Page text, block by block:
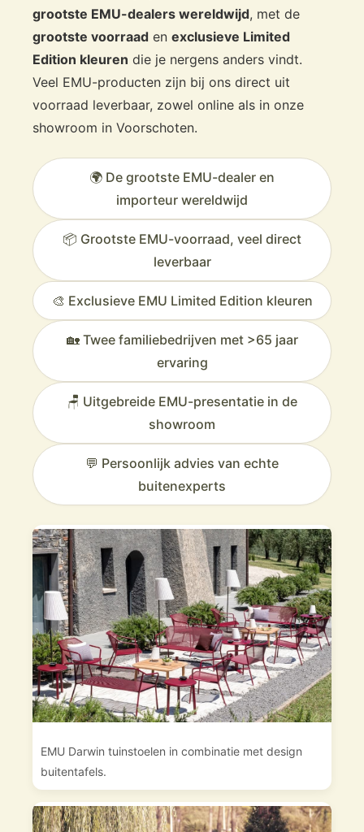
grootste EMU-dealers wereldwijd, met de
grootste voorraad en exclusieve Limited
Edition kleuren die je nergens anders vindt.
Veel EMU-producten zijn bij ons direct uit
voorraad leverbaar, zowel online als in onze
showroom in Voorschoten.
🌍 De grootste EMU-dealer en
importeur wereldwijd
📦 Grootste EMU-voorraad, veel direct
leverbaar
🎨 Exclusieve EMU Limited Edition kleuren
🏡 Twee familiebedrijven met >65 jaar
ervaring
🪑 Uitgebreide EMU-presentatie in de
showroom
💬 Persoonlijk advies van echte
buitenexperts
EMU Darwin tuinstoelen in combinatie met design
buitentafels.